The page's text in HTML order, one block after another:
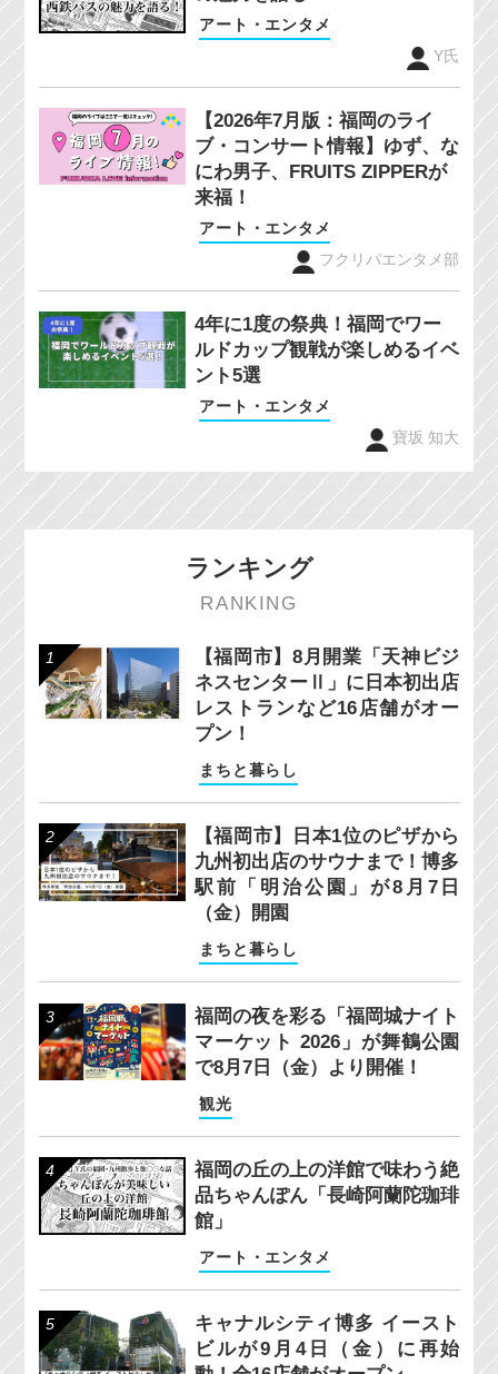
アート・エンタメ
Y氏
【2026年7月版：福岡のライ
ブ・コンサート情報】ゆず、な
にわ男子、FRUITS ZIPPERが
来福！
アート・エンタメ
フクリパエンタメ部
4年に1度の祭典！福岡でワー
ルドカップ観戦が楽しめるイベ
ント5選
アート・エンタメ
寶坂 知大
ランキング
RANKING
【福岡市】8月開業「天神ビジ
ネスセンターⅡ」に日本初出店
レストランなど16店舗がオー
プン！
まちと暮らし
【福岡市】日本1位のピザから
九州初出店のサウナまで！博多
駅前「明治公園」が8月7日
（金）開園
まちと暮らし
福岡の夜を彩る「福岡城ナイト
マーケット 2026」が舞鶴公園
で8月7日（金）より開催！
観光
福岡の丘の上の洋館で味わう絶
品ちゃんぽん「長崎阿蘭陀珈琲
館」
アート・エンタメ
キャナルシティ博多 イースト
ビルが9月4日（金）に再始